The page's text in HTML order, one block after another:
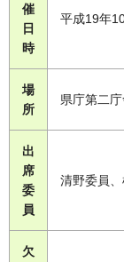
催
日
時
平成19年
場
所
県庁第二
出
席
委
員
清野委員
欠